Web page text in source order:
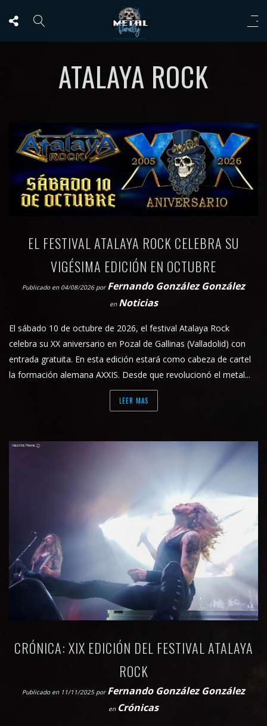
ATALAYA ROCK
EL FESTIVAL ATALAYA ROCK CELEBRA SU
VIGÉSIMA EDICIÓN EN OCTUBRE
Publicado en 04/08/2026 por Fernando González González
en Noticias
El sábado 10 de octubre de 2026, el festival Atalaya Rock
celebra su XX aniversario en Pozal de Gallinas (Valladolid) con
entrada gratuita. En esta edición estará como cabeza de cartel
la formación alemana AXXIS. Desde que revolucionó el metal...
LEER MAS
CRÓNICA: XIX EDICIÓN DEL FESTIVAL ATALAYA
ROCK
Publicado en 11/11/2025 por Fernando González González
en Crónicas